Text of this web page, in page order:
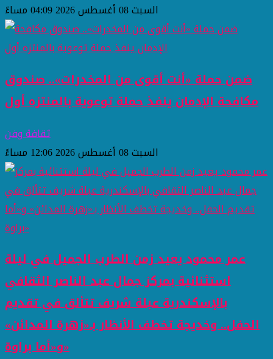
السبت 08 أغسطس 2026 04:09 مساءً
ضمن حملة «أنت أقوى من المخدرات».. صندوق
مكافحة الإدمان ينفذ حملة توعوية بالمنتزه أول
ثقافة وفن
السبت 08 أغسطس 2026 12:06 مساءً
عمر محمود يعيد زمن الطرب الجميل في ليلة
استثنائية بمركز جمال عبد الناصر الثقافي
بالإسكندرية عبلة شريف تتألق في تقديم
الحفل.. وخديجة تخطف الأنظار بـ«زهرة المدائن»
و«أما براوة»